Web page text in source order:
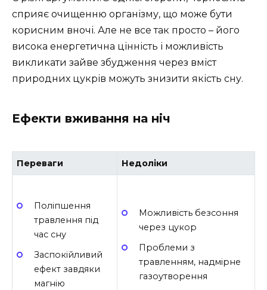
сприяє очищенню організму, що може бути
корисним вночі. Але не все так просто – його
висока енергетична цінність і можливість
викликати зайве збудження через вміст
природних цукрів можуть знизити якість сну.
Ефекти вживання на ніч
Переваги Недоліки
Поліпшення
травлення під
час сну
Заспокійливий
ефект завдяки
магнію
Можливість безсоння
через цукор
Проблеми з
травленням, надмірне
газоутворення